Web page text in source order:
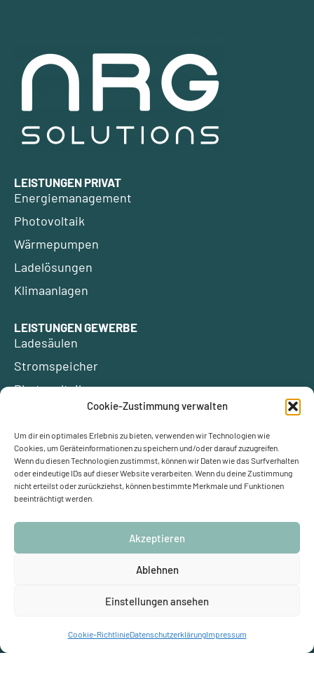
Cookie-Zustimmung verwalten
Um dir ein optimales Erlebnis zu bieten, verwenden wir Technologien wie
Cookies, um Geräteinformationen zu speichern und/oder darauf zuzugreifen.
Wenn du diesen Technologien zustimmst, können wir Daten wie das Surfverhalten
oder eindeutige IDs auf dieser Website verarbeiten. Wenn du deine Zustimmung
nicht erteilst oder zurückziehst, können bestimmte Merkmale und Funktionen
beeinträchtigt werden.
Akzeptieren
Ablehnen
Einstellungen ansehen
Cookie-RichtlinieDatenschutzerklärungImpressum
LEISTUNGEN PRIVAT
Energiemanagement
Photovoltaik
Wärmepumpen
Ladelösungen
Klimaanlagen
LEISTUNGEN GEWERBE
Ladesäulen
Stromspeicher
Photovoltaik
Kontakt
Förderungen
Blog
Glossar
Ersparnis berechnen
Klimaschutz
05252 9241000·info@nrg-solutions.de
Cookie-Richtlinie (EU)